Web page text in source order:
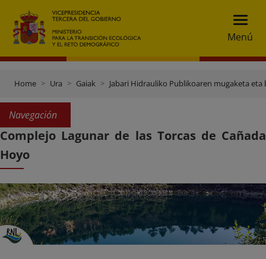
Menú
Home Ura Gaiak Jabari Hidrauliko Publikoaren mugaketa eta
Navegación
Complejo Lagunar de las Torcas de Cañada
Hoyo